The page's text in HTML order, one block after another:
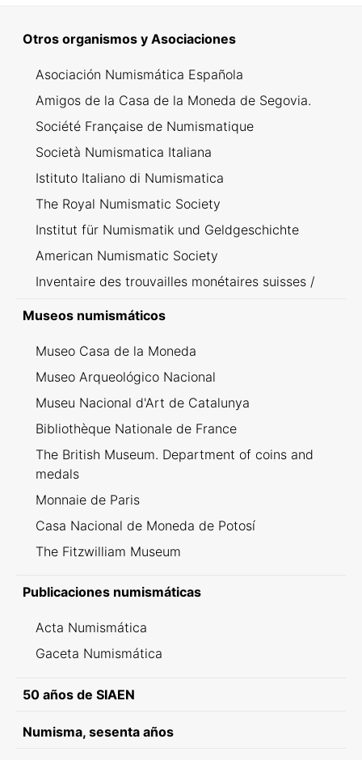
Otros organismos y Asociaciones
Asociación Numismática Española
Amigos de la Casa de la Moneda de Segovia.
Société Française de Numismatique
Società Numismatica Italiana
Istituto Italiano di Numismatica
The Royal Numismatic Society
Institut für Numismatik und Geldgeschichte
American Numismatic Society
Inventaire des trouvailles monétaires suisses /
Museos numismáticos
Museo Casa de la Moneda
Museo Arqueológico Nacional
Museu Nacional d'Art de Catalunya
Bibliothèque Nationale de France
The British Museum. Department of coins and
medals
Monnaie de Paris
Casa Nacional de Moneda de Potosí
The Fitzwilliam Museum
Publicaciones numismáticas
Acta Numismática
Gaceta Numismática
50 años de SIAEN
Numisma, sesenta años